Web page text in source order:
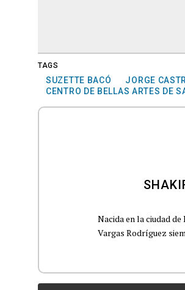
TAGS
SUZETTE BACÓ JORGE
CENTRO DE BELLAS ARTES DE
Nacida en la ciudad
Vargas Rodríguez